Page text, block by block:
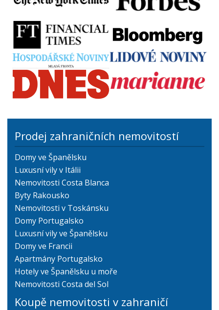
Prodej zahraničních nemovitostí
Domy ve Španělsku
Luxusní vily v Itálii
Nemovitosti Costa Blanca
Byty Rakousko
Nemovitosti v Toskánsku
Domy Portugalsko
Luxusní vily ve Španělsku
Domy ve Francii
Apartmány Portugalsko
Hotely ve Španělsku u moře
Nemovitosti Costa del Sol
Koupě nemovitosti v zahraničí